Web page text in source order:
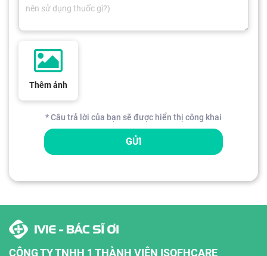
Thêm ảnh
* Câu trả lời của bạn sẽ được hiển thị công khai
GỬI
CÔNG TY TNHH 1 THÀNH VIÊN ISOFHCARE